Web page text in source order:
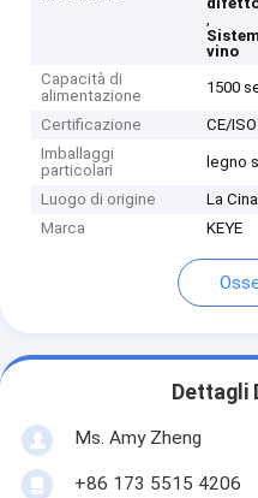
,
vino
Capacità di
alimentazione
1500
Certificazione
CE/
Imballaggi
particolari
legno
Luogo di origine
La Cina
Marca
KEYE
Dettagli
Ms. Amy Zheng
+86 173 5515 4206